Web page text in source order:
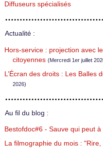
Diffuseurs spécialisés
Actualité :
Hors-service : projection avec
citoyennes (Mercredi 1er juillet
L’Écran des droits : Les Balles
2026)
Au fil du blog :
Bestofdoc#6 - Sauve qui peut
La filmographie du mois : "Rire,